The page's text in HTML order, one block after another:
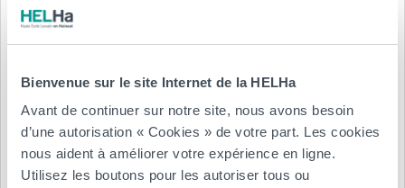
Bienvenue sur le site Internet de la HELHa
Avant de continuer sur notre site, nous avons besoin
d’une autorisation « Cookies » de votre part. Les cookies
nous aident à améliorer votre expérience en ligne.
Utilisez les boutons pour les autoriser tous ou
Personne de contact
Email :contact@energieoffres.fr
Tél.: 01 39 02 73 35